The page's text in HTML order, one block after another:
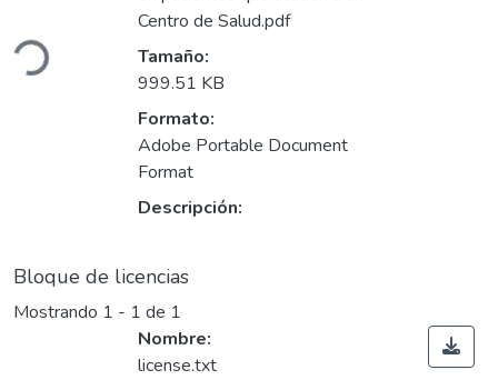
Cargando...
Centro de Salud.pdf
Tamaño:
999.51 KB
Formato:
Adobe Portable Document
Format
Descripción:
Bloque de licencias
Mostrando 1 - 1 de 1
Nombre:
license.txt